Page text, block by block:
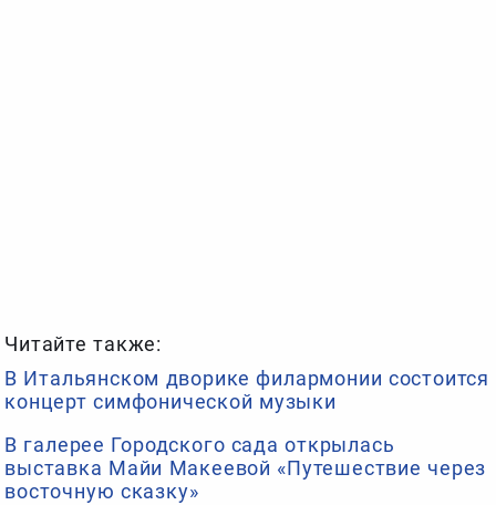
Читайте также:
В Итальянском дворике филармонии состоится
концерт симфонической музыки
В галерее Городского сада открылась
выставка Майи Макеевой «Путешествие через
восточную сказку»